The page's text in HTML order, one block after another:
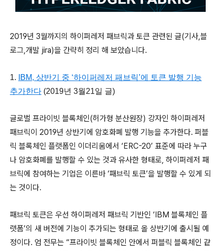
2019년 3월까지의 하이퍼레저 패브릭과 토큰 관련된 글(기사,블
로그,개발 jira)을 간략히 정리 해 보았습니다.
1.
IBM, 상반기 중 ‘하이퍼레저 패브릭’에 토큰 발행 기능
추가한다 (2019년 3월21일 글)
글로벌 프라이빗 블록체인(허가형 분산원장) 강자인 하이퍼레저
패브릭이 2019년 상반기에 암호화폐 발행 기능을 추가한다. 퍼블
릭 블록체인 플랫폼인 이더리움에서 ‘ERC-20’ 표준에 따라 누구
나 암호화폐를 발행할 수 있는 것과 유사한 형태로, 하이퍼레저 패
브릭에 참여하는 기업은 이른바 ‘패브릭 토큰’을 발행할 수 있게 되
는 것이다.
패브릭 토큰은 우선 하이퍼레저 패브릭 기반인 ‘IBM 블록체인 플
랫폼’의 새 버전에 기능이 추가되는 형태로 올 상반기에 출시될 예
정이다. 엄 전무는 “프라이빗 블록체인 안에서 퍼블릭 블록체인 같